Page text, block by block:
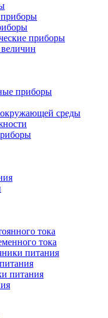
приборы
приборы
приборы
среды
тока
тока
питания
питания